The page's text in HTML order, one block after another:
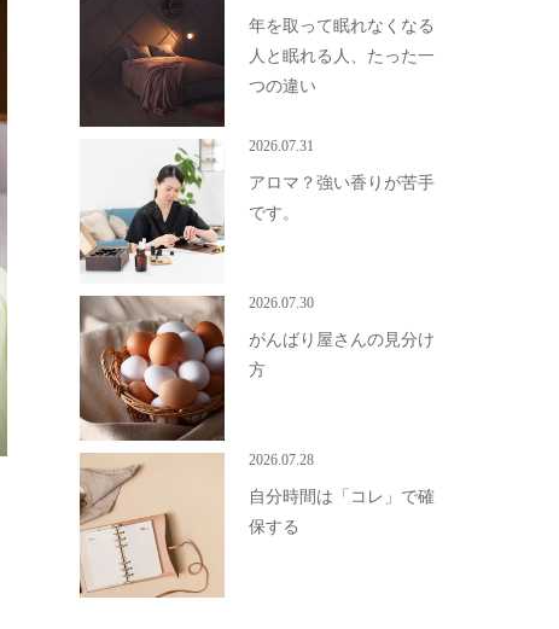
年を取って眠れなくなる
人と眠れる人、たった一
つの違い
2026.07.31
アロマ？強い香りが苦手
です。
2026.07.30
がんばり屋さんの見分け
方
2026.07.28
自分時間は「コレ」で確
保する